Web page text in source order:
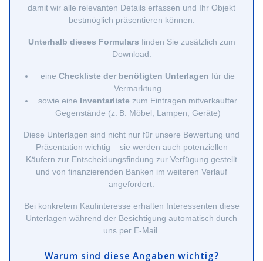
damit wir alle relevanten Details erfassen und Ihr Objekt
bestmöglich präsentieren können.
Unterhalb dieses Formulars finden Sie zusätzlich zum
Download:
eine Checkliste der benötigten Unterlagen für die
Vermarktung
sowie eine Inventarliste zum Eintragen mitverkaufter
Gegenstände (z. B. Möbel, Lampen, Geräte)
Diese Unterlagen sind nicht nur für unsere Bewertung und
Präsentation wichtig – sie werden auch potenziellen
Käufern zur Entscheidungsfindung zur Verfügung gestellt
und von finanzierenden Banken im weiteren Verlauf
angefordert.
Bei konkretem Kaufinteresse erhalten Interessenten diese
Unterlagen während der Besichtigung automatisch durch
uns per E-Mail.
Warum sind diese Angaben wichtig?